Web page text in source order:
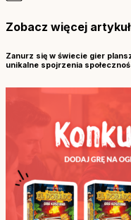
Zobacz więcej
Zanurz się w świecie gier
unikalne spojrzenia